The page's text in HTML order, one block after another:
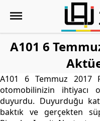
A101 6
A101 6 Temmuz 2017
otomobilinizin ihtiyacı
duyurdu. Duyurduğu
baktık ve gerçekten